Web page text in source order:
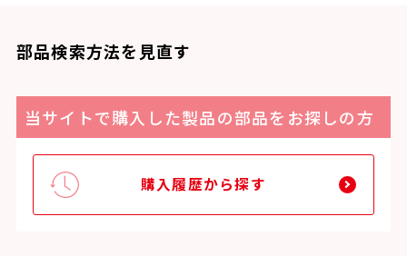
部品検索方法を見直す
当サイトで購入した製品の部品をお探しの方
購入履歴から探す